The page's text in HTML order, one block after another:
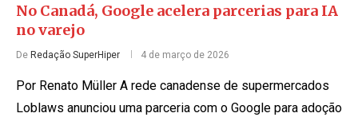
No Canadá, Google acelera parcerias para IA
no varejo
De Redação SuperHiper 4 de março de 2026
Por Renato Müller A rede canadense de supermercados
Loblaws anunciou uma parceria com o Google para adoção